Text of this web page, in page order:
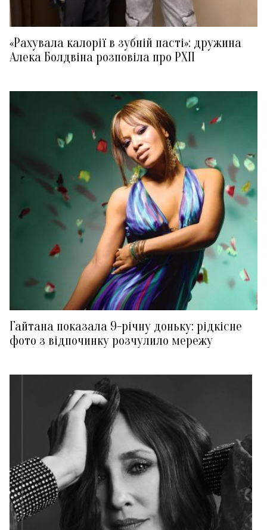
«Рахувала калорії в зубній пасті»: дружина
Алека Болдвіна розповіла про РХП
Гайтана показала 9-річну доньку: рідкісне
фото з відпочинку розчулило мережу